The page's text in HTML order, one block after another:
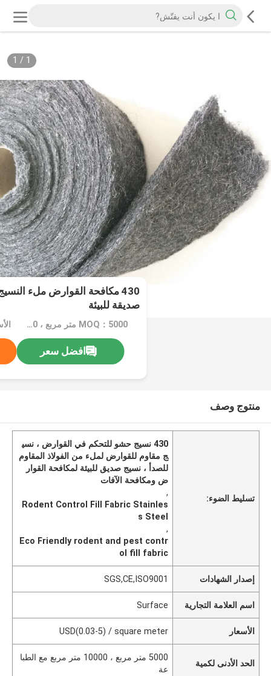
1
/
1
430 مكافحة القوارض ملء
صديقة للبيئة
MOQ：5000 متر مربع ، 10000 متر مربع مع الطباعة
افضل سعر
منتوج وصف
تسليط الضوء:
430 نسيج حشو للتحكم في القوارض ، نسي
ج مقاوم للقوارض لملء من الفولاذ المقاوم
للصدأ ، نسيج صديق للبيئة لمكافحة القوار
ض ومكافحة الآفات
,
Rodent Control Fill Fabric Stainles
s Steel
,
Eco Friendly rodent and pest contr
ol fill fabric
إصدار الشهادات SGS,CE,ISO9001
اسم العلامة التجارية Surface
الأسعار USD(0.03-5) / square meter
الحد الأدنى لكمية
5000 متر مربع ، 10000 متر مربع مع الطبا
عة